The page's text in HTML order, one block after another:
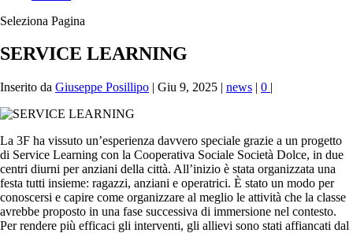
Seleziona Pagina
SERVICE LEARNING
Inserito da Giuseppe Posillipo | Giu 9, 2025 | news | 0 |
La 3F ha vissuto un’esperienza davvero speciale grazie a un progetto
di Service Learning con la Cooperativa Sociale Società Dolce, in due
centri diurni per anziani della città. All’inizio è stata organizzata una
festa tutti insieme: ragazzi, anziani e operatrici. È stato un modo per
conoscersi e capire come organizzare al meglio le attività che la classe
avrebbe proposto in una fase successiva di immersione nel contesto.
Per rendere più efficaci gli interventi, gli allievi sono stati affiancati dal